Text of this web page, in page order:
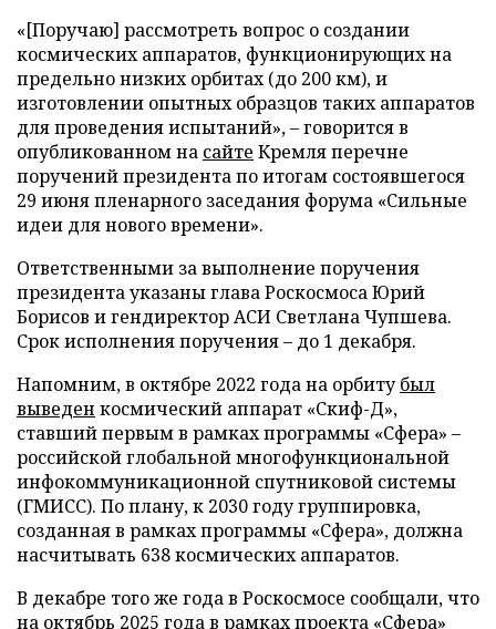
«[Поручаю] рассмотреть вопрос о создании
космических аппаратов, функционирующих на
предельно низких орбитах (до 200 км), и
изготовлении опытных образцов таких аппаратов
для проведения испытаний», – говорится в
опубликованном на сайте Кремля перечне
поручений президента по итогам состоявшегося
29 июня пленарного заседания форума «Сильные
идеи для нового времени».
Ответственными за выполнение поручения
президента указаны глава Роскосмоса Юрий
Борисов и гендиректор АСИ Светлана Чупшева.
Срок исполнения поручения – до 1 декабря.
Напомним, в октябре 2022 года на орбитубыл
выведен космический аппарат «Скиф-Д»,
ставший первым в рамках программы «Сфера» –
российской глобальной многофункциональной
инфокоммуникационной спутниковой системы
(ГМИСС). По плану, к 2030 году группировка,
созданная в рамках программы «Сфера», должна
насчитывать 638 космических аппаратов.
В декабре того же года в Роскосмосе сообщали, что
на октябрь 2025 года в рамках проекта «Сфера»